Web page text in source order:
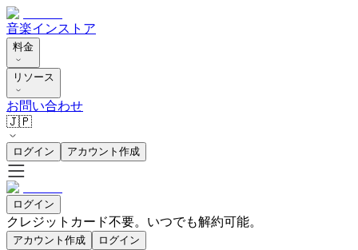
音楽インストア
料金
リソース
お問い合わせ
🇯🇵
ログイン アカウント作成
ログイン
クレジットカード不要。いつでも解約可能。
アカウント作成 ログイン